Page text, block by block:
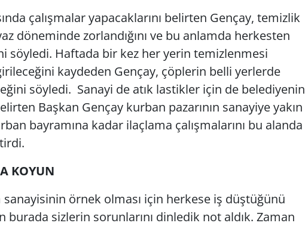
çalışmalar yapacaklarını belirten Gençay, temizlik
döneminde zorlandığını ve bu anlamda herkesten
söyledi. Haftada bir kez her yerin temizlenmesi
kaydeden Gençay, çöplerin belli yerlerde
söyledi. Sanayi de atık lastikler için de belediyenin
Başkan Gençay kurban pazarının sanayiye yakın
bayramına kadar ilaçlama çalışmalarını bu alanda
KOYUN
örnek olması için herkese iş düştüğünü
burada sizlerin sorunlarını dinledik not aldık. Zaman